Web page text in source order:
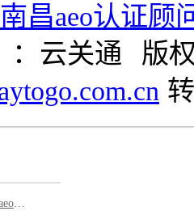
南昌aeo认证顾
云关通
版
企业1年内不能提出高级aeo认证的申请有哪些原因？江西南昌aeo高级认证辅导服务选择哪家顾问比较细致？